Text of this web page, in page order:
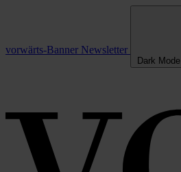
vorwärts-Banner Newsletter
Dark Mode